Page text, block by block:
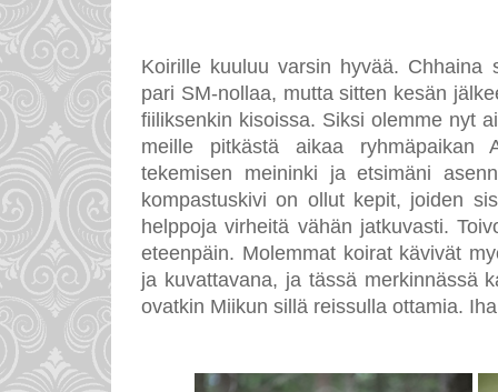
Koirille kuuluu varsin hyvää. Chhaina
pari SM-nollaa, mutta sitten kesän
fiiliksenkin kisoissa. Siksi olemme nyt
meille pitkästä aikaa ryhmäpaikan
tekemisen meininki ja etsimäni
kompastuskivi on ollut kepit, joiden
helppoja virheitä vähän jatkuvasti.
eteenpäin. Molemmat koirat kävivät
ja kuvattavana, ja tässä merkinnässä
ovatkin Miikun sillä reissulla ottamia.